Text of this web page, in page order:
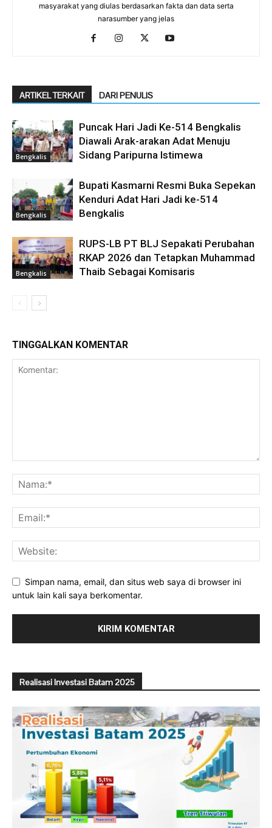
masyarakat yang diulas berdasarkan fakta dan data serta
narasumber yang jelas
ARTIKEL TERKAIT DARI PENULIS
Bengkalis
Puncak Hari Jadi Ke-514 Bengkalis
Diawali Arak-arakan Adat Menuju
Sidang Paripurna Istimewa
Bengkalis
Bupati Kasmarni Resmi Buka Sepekan
Kenduri Adat Hari Jadi ke-514
Bengkalis
Bengkalis
RUPS-LB PT BLJ Sepakati Perubahan
RKAP 2026 dan Tetapkan Muhammad
Thaib Sebagai Komisaris
TINGGALKAN KOMENTAR
Simpan nama, email, dan situs web saya di browser ini
untuk lain kali saya berkomentar.
Realisasi Investasi Batam 2025